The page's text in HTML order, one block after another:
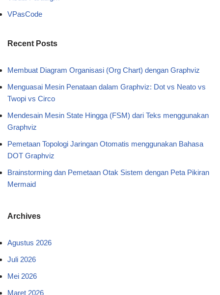
VPasCode
Recent Posts
Membuat Diagram Organisasi (Org Chart) dengan Graphviz
Menguasai Mesin Penataan dalam Graphviz: Dot vs Neato vs
Twopi vs Circo
Mendesain Mesin State Hingga (FSM) dari Teks menggunakan
Graphviz
Pemetaan Topologi Jaringan Otomatis menggunakan Bahasa
DOT Graphviz
Brainstorming dan Pemetaan Otak Sistem dengan Peta Pikiran
Mermaid
Archives
Agustus 2026
Juli 2026
Mei 2026
Maret 2026